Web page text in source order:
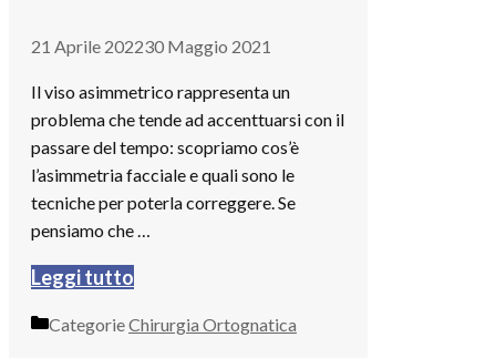
21 Aprile 202230 Maggio 2021
Il viso asimmetrico rappresenta un
problema che tende ad accenttuarsi con il
passare del tempo: scopriamo cos’è
l’asimmetria facciale e quali sono le
tecniche per poterla correggere. Se
pensiamo che …
Leggi tutto
CategorieChirurgia Ortognatica